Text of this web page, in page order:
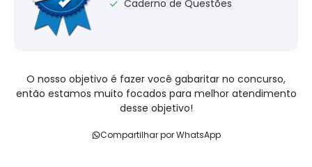
✓ Caderno de Questões
O nosso objetivo é fazer você gabaritar no concurso,
então estamos muito focados para melhor atendimento
desse objetivo!
Compartilhar por WhatsApp